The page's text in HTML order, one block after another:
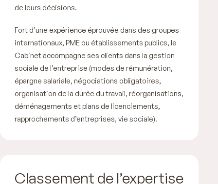
de leurs décisions.
Fort d’une expérience éprouvée dans des groupes
internationaux, PME ou établissements publics, le
Cabinet accompagne ses clients dans la gestion
sociale de l’entreprise (modes de rémunération,
épargne salariale, négociations obligatoires,
organisation de la durée du travail, réorganisations,
déménagements et plans de licenciements,
rapprochements d’entreprises, vie sociale).
Classement de l’expertise